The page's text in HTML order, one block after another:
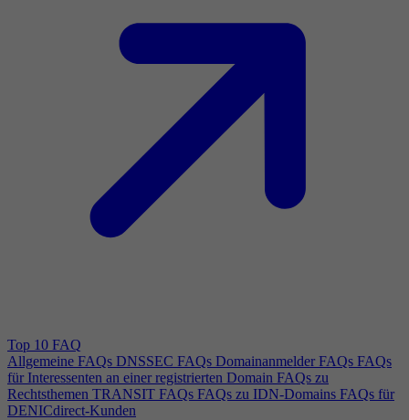
Top 10 FAQ
Allgemeine FAQs DNSSEC FAQs Domainanmelder FAQs FAQs
für Interessenten an einer registrierten Domain FAQs zu
Rechtsthemen TRANSIT FAQs FAQs zu IDN-Domains FAQs für
DENICdirect-Kunden